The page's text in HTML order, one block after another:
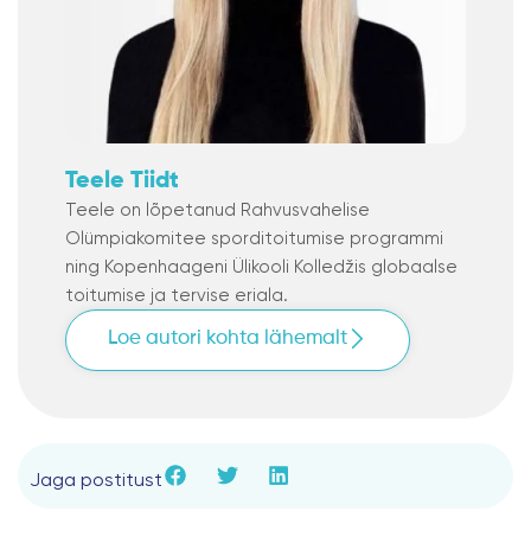
Teele Tiidt
Teele on lõpetanud Rahvusvahelise
Olümpiakomitee sporditoitumise programmi
ning Kopenhaageni Ülikooli Kolledžis globaalse
toitumise ja tervise eriala.
Loe autori kohta lähemalt
Jaga postitust